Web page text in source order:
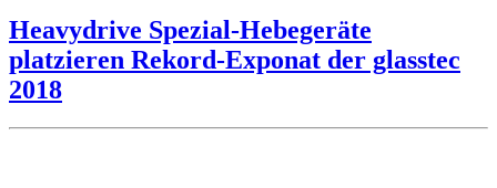
Heavydrive Spezial-Hebegeräte
platzieren Rekord-Exponat der glasstec
2018